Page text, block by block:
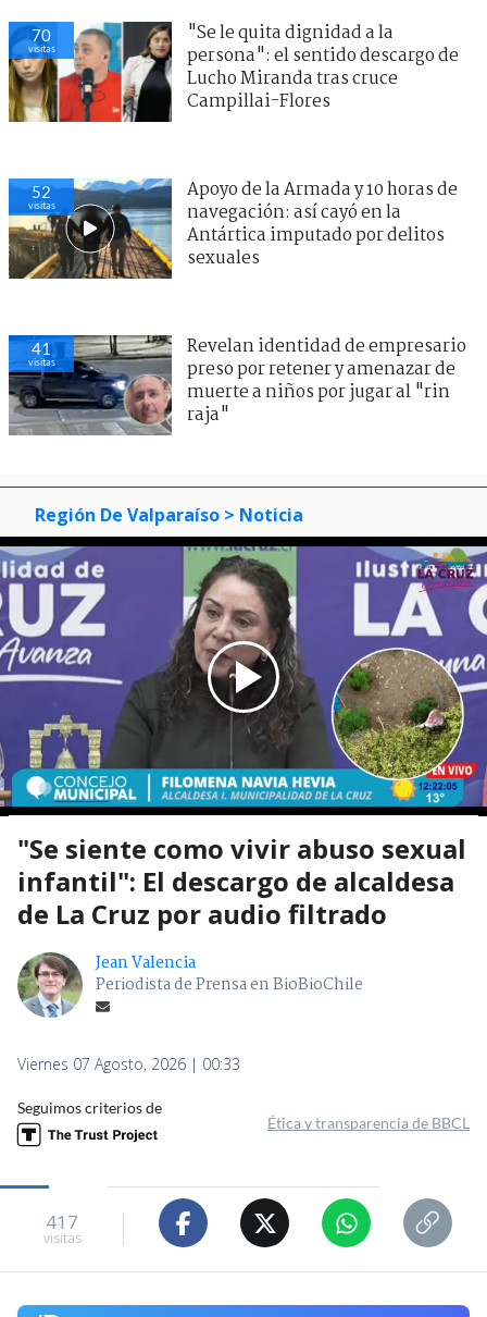
70
visitas
"Se le quita dignidad a la
persona": el sentido descargo de
Lucho Miranda tras cruce
Campillai-Flores
52
visitas
Apoyo de la Armada y 10 horas de
navegación: así cayó en la
Antártica imputado por delitos
sexuales
41
visitas
Revelan identidad de empresario
preso por retener y amenazar de
muerte a niños por jugar al "rin
raja"
Región De Valparaíso > Noticia
"Se siente como vivir abuso sexual
infantil": El descargo de alcaldesa
de La Cruz por audio filtrado
Jean Valencia
Periodista de Prensa en BioBioChile
Viernes 07 Agosto, 2026 | 00:33
Seguimos criterios de
Ética y transparencia de BBCL
417
visitas